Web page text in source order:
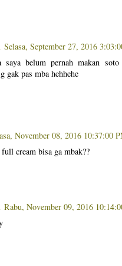
Selasa, September 27, 2016
saya belum pernah makan
gak pas mba hehhehe
November 08, 2016 10:37:00
cream bisa ga mbak??
Rabu, November 09, 2016